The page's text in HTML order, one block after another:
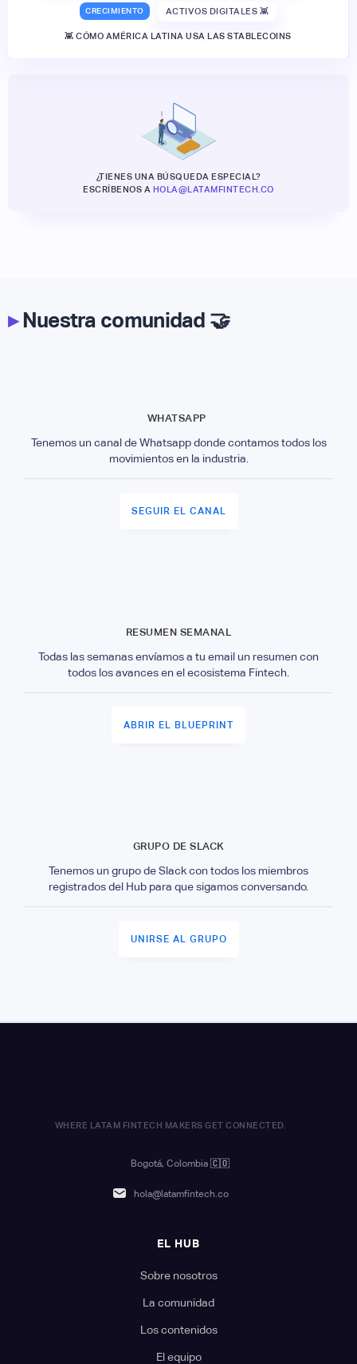
CRECIMIENTO ACTIVOS DIGITALES 👾
👾 CÓMO AMÉRICA LATINA USA LAS STABLECOINS
¿TIENES UNA BÚSQUEDA ESPECIAL?
ESCRÍBENOS A HOLA@LATAMFINTECH.CO
▸Nuestra comunidad 🤝
WHATSAPP
Tenemos un canal de Whatsapp donde contamos todos los
movimientos en la industria.
SEGUIR EL CANAL
RESUMEN SEMANAL
Todas las semanas envíamos a tu email un resumen con
todos los avances en el ecosistema Fintech.
ABRIR EL BLUEPRINT
GRUPO DE SLACK
Tenemos un grupo de Slack con todos los miembros
registrados del Hub para que sigamos conversando.
UNIRSE AL GRUPO
WHERE LATAM FINTECH MAKERS GET CONNECTED.
Bogotá, Colombia 🇨🇴
hola@latamfintech.co
EL HUB
Sobre nosotros
La comunidad
Los contenidos
El equipo